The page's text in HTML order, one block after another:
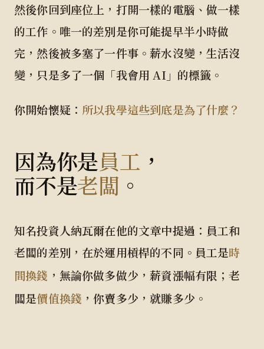
然後你回到座位上，打開一樣的電腦、做一樣
的工作。唯一的差別是你可能提早半小時做
完，然後被多塞了一件事。薪水沒變，生活沒
變，只是多了一個「我會用 AI」的標籤。
你開始懷疑： 所以我學這些到底是為了什麼？
因為你是員工 ，
而不是老闆 。
知名投資人納瓦爾在他的文章中提過：員工和
老闆的差別，在於運用槓桿的不同。員工是時
間換錢 ，無論你做多做少，薪資漲幅有限；老
闆是價值換錢 ，你賣多少，就賺多少。